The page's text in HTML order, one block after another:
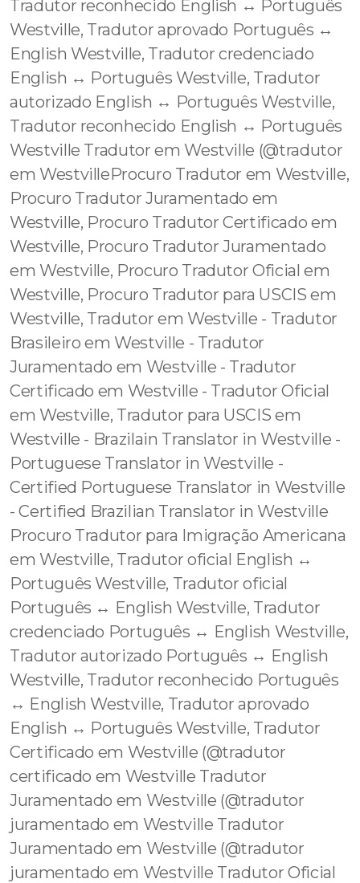
Tradutor reconhecido English ↔️ Português
Westville, Tradutor aprovado Português ↔️
English Westville, Tradutor credenciado
English ↔️ Português Westville, Tradutor
autorizado English ↔️ Português Westville,
Tradutor reconhecido English ↔️ Português
Westville Tradutor em Westville (@tradutor
em WestvilleProcuro Tradutor em Westville,
Procuro Tradutor Juramentado em
Westville, Procuro Tradutor Certificado em
Westville, Procuro Tradutor Juramentado
em Westville, Procuro Tradutor Oficial em
Westville, Procuro Tradutor para USCIS em
Westville, Tradutor em Westville - Tradutor
Brasileiro em Westville - Tradutor
Juramentado em Westville - Tradutor
Certificado em Westville - Tradutor Oficial
em Westville, Tradutor para USCIS em
Westville - Brazilain Translator in Westville -
Portuguese Translator in Westville -
Certified Portuguese Translator in Westville
- Certified Brazilian Translator in Westville
Procuro Tradutor para Imigração Americana
em Westville, Tradutor oficial English ↔️
Português Westville, Tradutor oficial
Português ↔️ English Westville, Tradutor
credenciado Português ↔️ English Westville,
Tradutor autorizado Português ↔️ English
Westville, Tradutor reconhecido Português
↔️ English Westville, Tradutor aprovado
English ↔️ Português Westville, Tradutor
Certificado em Westville (@tradutor
certificado em Westville Tradutor
Juramentado em Westville (@tradutor
juramentado em Westville Tradutor
Juramentado em Westville (@tradutor
juramentado em Westville Tradutor Oficial